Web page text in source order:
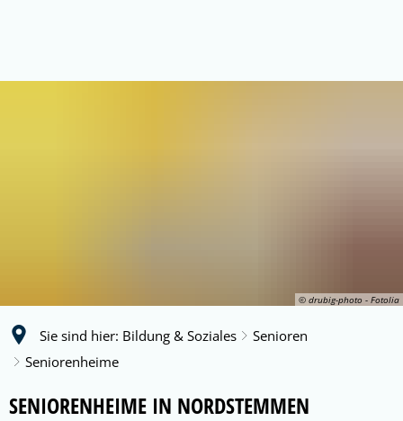
© drubig-photo - Fotolia
Sie sind hier: Bildung & Soziales
Senioren
Seniorenheime
Seniorenheime
SENIORENHEIME IN NORDSTEMMEN